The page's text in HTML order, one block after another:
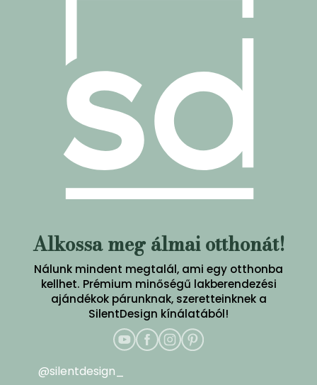
Alkossa meg álmai otthonát!
Nálunk mindent megtalál, ami egy otthonba
kellhet. Prémium minőségű lakberendezési
ajándékok párunknak, szeretteinknek a
SilentDesign kínálatából!
@silentdesign_